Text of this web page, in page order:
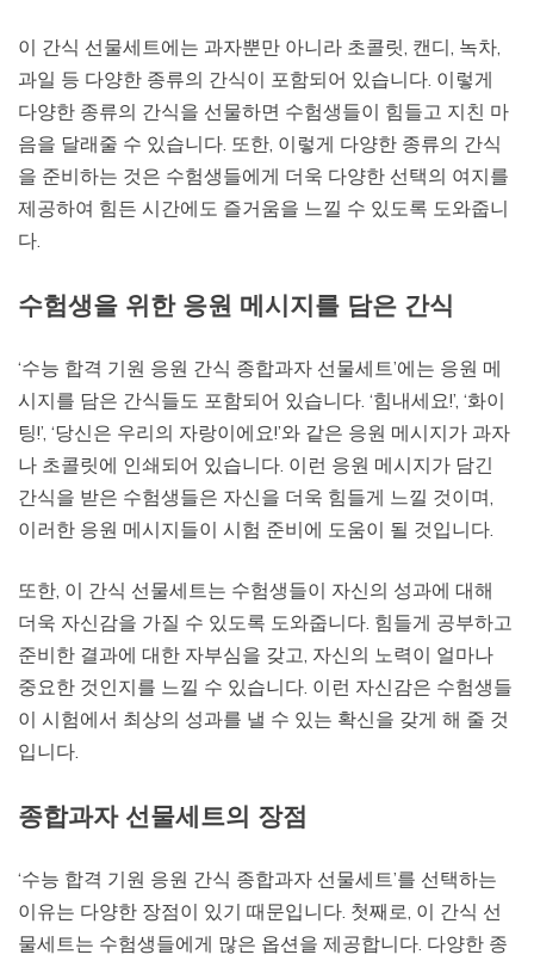
이 간식 선물세트에는 과자뿐만 아니라 초콜릿, 캔디, 녹차,
과일 등 다양한 종류의 간식이 포함되어 있습니다. 이렇게
다양한 종류의 간식을 선물하면 수험생들이 힘들고 지친 마
음을 달래줄 수 있습니다. 또한, 이렇게 다양한 종류의 간식
을 준비하는 것은 수험생들에게 더욱 다양한 선택의 여지를
제공하여 힘든 시간에도 즐거움을 느낄 수 있도록 도와줍니
다.
수험생을 위한 응원 메시지를 담은 간식
‘수능 합격 기원 응원 간식 종합과자 선물세트’에는 응원 메
시지를 담은 간식들도 포함되어 있습니다. ‘힘내세요!’, ‘화이
팅!’, ‘당신은 우리의 자랑이에요!’와 같은 응원 메시지가 과자
나 초콜릿에 인쇄되어 있습니다. 이런 응원 메시지가 담긴
간식을 받은 수험생들은 자신을 더욱 힘들게 느낄 것이며,
이러한 응원 메시지들이 시험 준비에 도움이 될 것입니다.
또한, 이 간식 선물세트는 수험생들이 자신의 성과에 대해
더욱 자신감을 가질 수 있도록 도와줍니다. 힘들게 공부하고
준비한 결과에 대한 자부심을 갖고, 자신의 노력이 얼마나
중요한 것인지를 느낄 수 있습니다. 이런 자신감은 수험생들
이 시험에서 최상의 성과를 낼 수 있는 확신을 갖게 해 줄 것
입니다.
종합과자 선물세트의 장점
‘수능 합격 기원 응원 간식 종합과자 선물세트’를 선택하는
이유는 다양한 장점이 있기 때문입니다. 첫째로, 이 간식 선
물세트는 수험생들에게 많은 옵션을 제공합니다. 다양한 종